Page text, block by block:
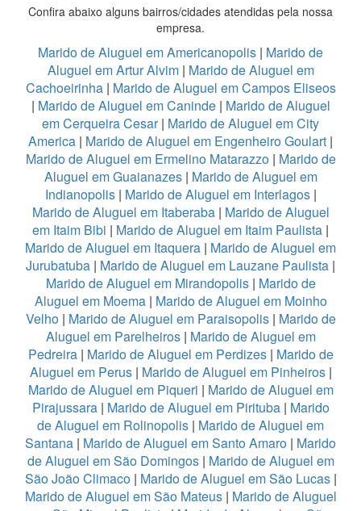
Confira abaixo alguns bairros/cidades atendidas pela nossa
empresa.
Marido de Aluguel em Americanopolis | Marido de
Aluguel em Artur Alvim | Marido de Aluguel em
Cachoeirinha| Marido de Aluguel em Campos Eliseos
| Marido de Aluguel em Caninde| Marido de Aluguel
em Cerqueira Cesar| Marido de Aluguel em City
America | Marido de Aluguel em Engenheiro Goulart |
Marido de Aluguel em Ermelino Matarazzo | Marido de
Aluguel em Guaianazes| Marido de Aluguel em
Indianopolis| Marido de Aluguel em Interlagos|
Marido de Aluguel em Itaberaba| Marido de Aluguel
em Itaim Bibi | Marido de Aluguel em Itaim Paulista |
Marido de Aluguel em Itaquera | Marido de Aluguel em
Jurubatuba | Marido de Aluguel em Lauzane Paulista |
Marido de Aluguel em Mirandopolis| Marido de
Aluguel em Moema| Marido de Aluguel em Moinho
Velho | Marido de Aluguel em Paraisopolis| Marido de
Aluguel em Parelheiros| Marido de Aluguel em
Pedreira| Marido de Aluguel em Perdizes| Marido de
Aluguel em Perus| Marido de Aluguel em Pinheiros|
Marido de Aluguel em Piqueri | Marido de Aluguel em
Pirajussara| Marido de Aluguel em Pirituba| Marido
de Aluguel em Rolinopolis | Marido de Aluguel em
Santana | Marido de Aluguel em Santo Amaro | Marido
de Aluguel em São Domingos| Marido de Aluguel em
São João Climaco| Marido de Aluguel em São Lucas|
Marido de Aluguel em São Mateus | Marido de Aluguel